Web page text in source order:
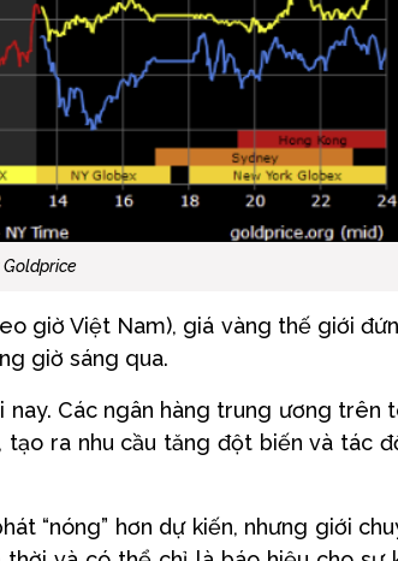
Goldprice
giờ Việt Nam), giá vàng thế giới
giờ sáng qua.
Các ngân hàng trung ương trên
ra nhu cầu tăng đột biến và tác
“nóng” hơn dự kiến, nhưng giới